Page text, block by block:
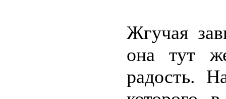
Жгучая
она тут
радость.